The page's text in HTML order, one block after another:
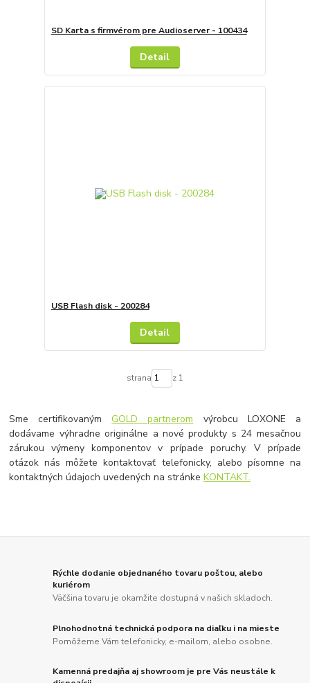
SD Karta s firmvérom pre Audioserver - 100434
Detail
USB Flash disk - 200284
Detail
strana z 1
Sme certifikovaným GOLD partnerom výrobcu LOXONE a
dodávame výhradne originálne a nové produkty s 24 mesačnou
zárukou výmeny komponentov v prípade poruchy. V prípade
otázok nás môžete kontaktovať telefonicky, alebo písomne na
kontaktných údajoch uvedených na stránkeKONTAKT.
Rýchle dodanie objednaného tovaru poštou, alebo
kuriérom
Väčšina tovaru je okamžite dostupná v našich skladoch.
Plnohodnotná technická podpora na diaľku i na mieste
Pomôžeme Vám telefonicky, e-mailom, alebo osobne.
Kamenná predajňa aj showroom je pre Vás neustále k